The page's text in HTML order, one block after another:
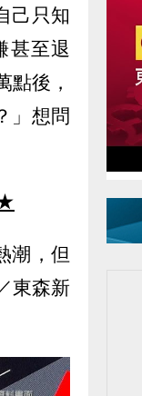
己只知
甚至退
點後，
」想問
潮，但
東森新